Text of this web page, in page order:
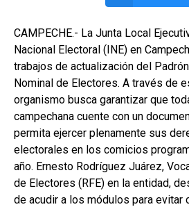
CAMPECHE.- La Junta Local
Nacional Electoral (INE) en
trabajos de actualización del
Nominal de Electores. A través de
organismo busca garantizar que
campechana cuente con un
permita ejercer plenamente sus
electorales en los comicios
año. Ernesto Rodríguez Juárez,
de Electores (RFE) en la entidad,
de acudir a los módulos para evitar